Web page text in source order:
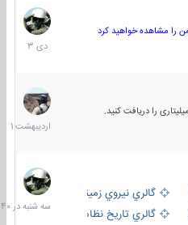
مشاهده خواهید کرد
22
دی
1403
را دریافت کنید.
30
1401
گالري نيروي زميني
گالري تاریخ نظامی
سه
شنبه
در